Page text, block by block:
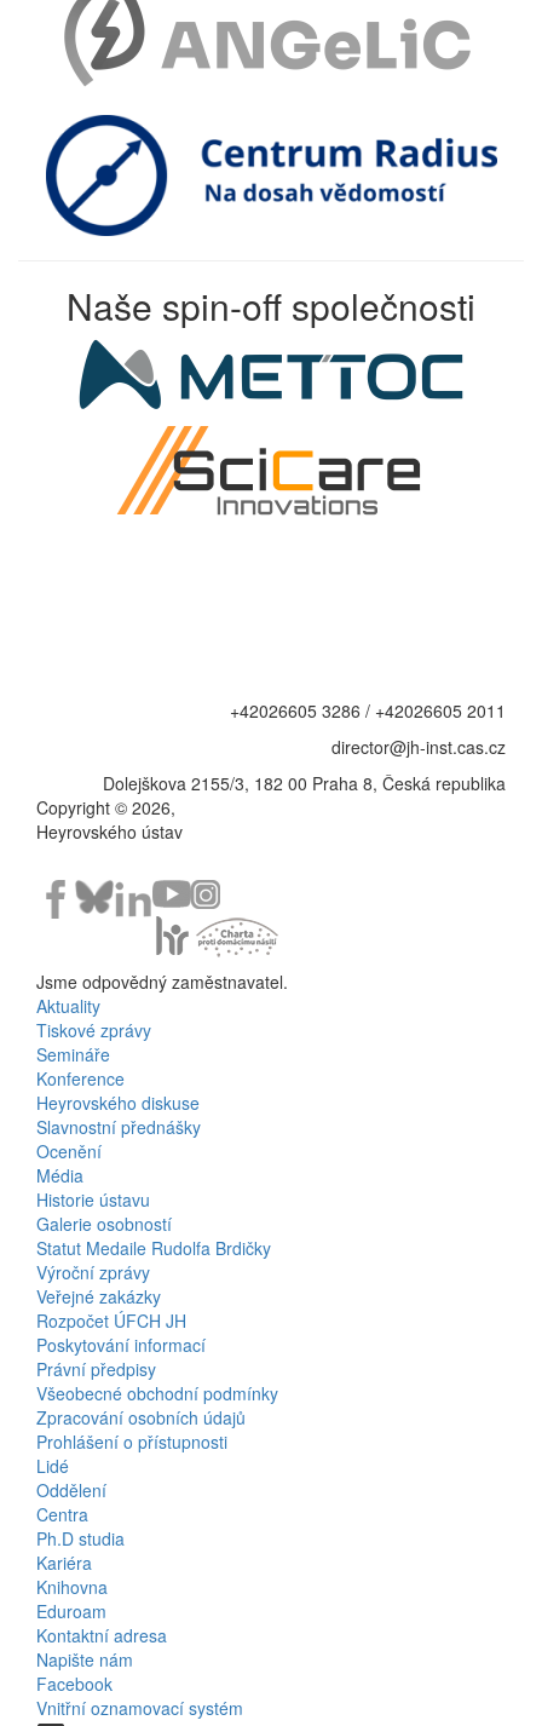
Naše spin-off společnosti
+42026605 3286 / +42026605 2011
director@jh-inst.cas.cz
Dolejškova 2155/3, 182 00 Praha 8, Česká republika
Copyright © 2026,
Heyrovského ústav
Jsme odpovědný zaměstnavatel.
Bottom
Menu
Activities
Aktuality
Tiskové zprávy
Semináře
Konference
Heyrovského diskuse
Slavnostní přednášky
Ocenění
Média
Historie ústavu
Galerie osobností
Statut Medaile Rudolfa Brdičky
Bottom
Menu
About
Us
Výroční zprávy
Veřejné zakázky
Rozpočet ÚFCH JH
Poskytování informací
Právní předpisy
Všeobecné obchodní podmínky
Zpracování osobních údajů
Prohlášení o přístupnosti
Bottom
Menu
Contacts
Lidé
Oddělení
Centra
Ph.D studia
Kariéra
Knihovna
Eduroam
Kontaktní adresa
Napište nám
Facebook
Vnitřní oznamovací systém